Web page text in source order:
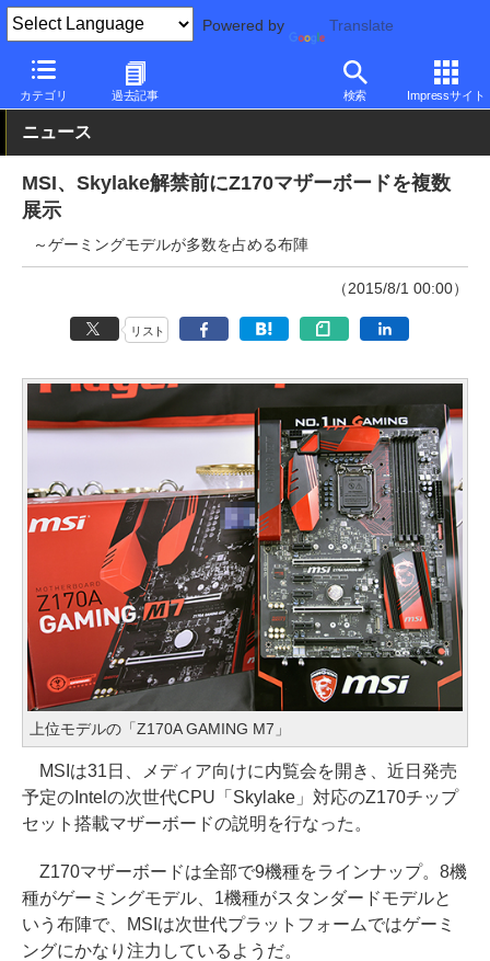
Powered by Translate
カテゴリ 過去記事 検索 Impressサイト
PC Watch 半導体/周辺機器 マザーボード
ニュース
MSI、Skylake解禁前にZ170マザーボードを複数
展示
～ゲーミングモデルが多数を占める布陣
（2015/8/1 00:00）
リスト
上位モデルの「Z170A GAMING M7」
MSIは31日、メディア向けに内覧会を開き、近日発売
予定のIntelの次世代CPU「Skylake」対応のZ170チップ
セット搭載マザーボードの説明を行なった。
Z170マザーボードは全部で9機種をラインナップ。8機
種がゲーミングモデル、1機種がスタンダードモデルと
いう布陣で、MSIは次世代プラットフォームではゲーミ
ングにかなり注力しているようだ。